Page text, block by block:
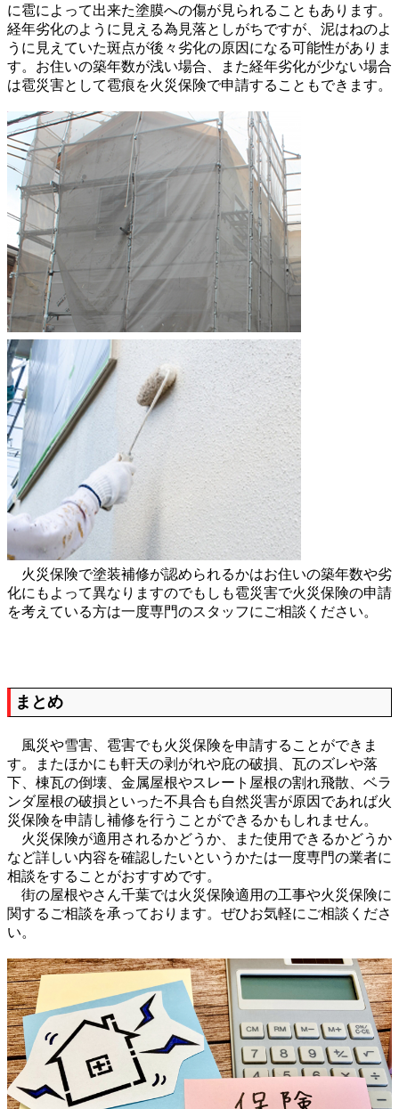
に雹によって出来た塗膜への傷が見られることもあります。
経年劣化のように見える為見落としがちですが、泥はねのよ
うに見えていた斑点が後々劣化の原因になる可能性がありま
す。お住いの築年数が浅い場合、また経年劣化が少ない場合
は雹災害として雹痕を火災保険で申請することもできます。
火災保険で塗装補修が認められるかはお住いの築年数や劣
化にもよって異なりますのでもしも雹災害で火災保険の申請
を考えている方は一度専門のスタッフにご相談ください。
まとめ
風災や雪害、雹害でも火災保険を申請することができま
す。またほかにも軒天の剥がれや庇の破損、瓦のズレや落
下、棟瓦の倒壊、金属屋根やスレート屋根の割れ飛散、ベラ
ンダ屋根の破損といった不具合も自然災害が原因であれば火
災保険を申請し補修を行うことができるかもしれません。
火災保険が適用されるかどうか、また使用できるかどうか
など詳しい内容を確認したいというかたは一度専門の業者に
相談をすることがおすすめです。
街の屋根やさん千葉では火災保険適用の工事や火災保険に
関するご相談を承っております。ぜひお気軽にご相談くださ
い。